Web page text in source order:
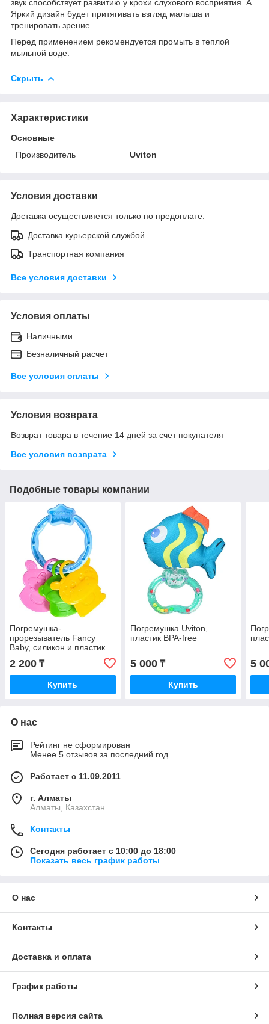
звук способствует развитию у крохи слухового восприятия. А
Яркий дизайн будет притягивать взгляд малыша и
тренировать зрение.
Перед применением рекомендуется промыть в теплой
мыльной воде.
Скрыть
Характеристики
Основные
Производитель
Uviton
Условия доставки
Доставка осуществляется только по предоплате.
Доставка курьерской службой
Транспортная компания
Все условия доставки
Условия оплаты
Наличными
Безналичный расчет
Все условия оплаты
Условия возврата
Возврат товара в течение 14 дней за счет покупателя
Все условия возврата
Подобные товары компании
Погремушка-
прорезыватель Fancy
Baby, силикон и пластик
BPA-free
2 200 ₸
Купить
Погремушка Uviton,
пластик BPA-free
5 000₸
Купить
5
О нас
Рейтинг не сформирован
Менее 5 отзывов за последний год
Работает с 11.09.2011
г. Алматы
Алматы, Казахстан
Контакты
Сегодня работает с 10:00 до 18:00
Показать весь график работы
О нас
Контакты
Доставка и оплата
График работы
Полная версия сайта